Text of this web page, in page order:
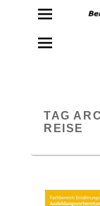
TAG
REISE